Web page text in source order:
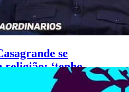
se
religião; ‘tenho